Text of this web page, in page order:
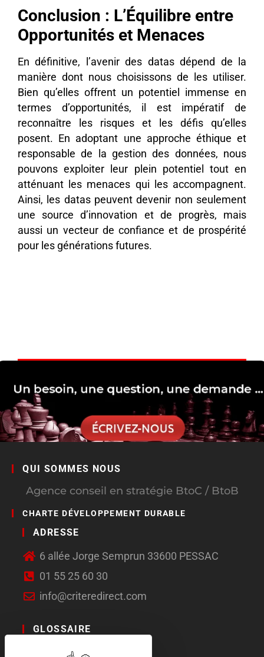
Conclusion : L’Équilibre entre
Opportunités et Menaces
En définitive, l’avenir des datas dépend de la
manière dont nous choisissons de les utiliser.
Bien qu’elles offrent un potentiel immense en
termes d’opportunités, il est impératif de
reconnaître les risques et les défis qu’elles
posent. En adoptant une approche éthique et
responsable de la gestion des données, nous
pouvons exploiter leur plein potentiel tout en
atténuant les menaces qui les accompagnent.
Ainsi, les datas peuvent devenir non seulement
une source d’innovation et de progrès, mais
aussi un vecteur de confiance et de prospérité
pour les générations futures.
QUI SOMMES NOUS
Agence conseil en stratégie BtoC / BtoB
CHARTE DÉVELOPPEMENT DURABLE
ADRESSE
6 allée Jorge Semprun 33600 PESSAC
01 55 25 60 30
info@criteredirect.com
GLOSSAIRE
LE BLOG